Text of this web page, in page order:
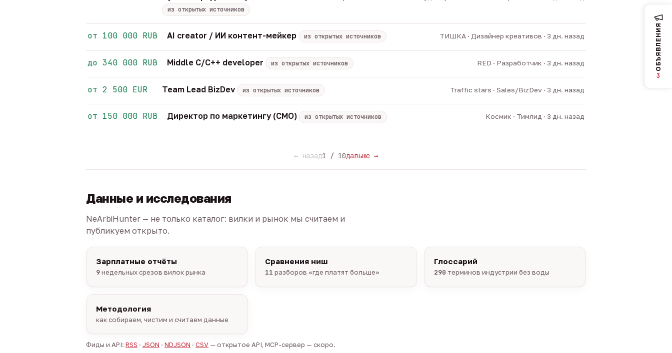
из открытых источников
от 100 000 RUB AI creator / ИИ контент-мейкер из открытых источников ТИШКА · Дизайнер креативов · 3 дн. назад
до 340 000 RUB Middle C/C++ developer из открытых источников RED · Разработчик · 3 дн. назад
от 2 500 EUR Team Lead BizDev из открытых источников Traffic stars · Sales/BizDev · 3 дн. назад
от 150 000 RUB Директор по маркетингу (CMO) из открытых источников Космик · Тимлид · 3 дн. назад
← назад1 / 10дальше →
Данные и исследования
NeArbiHunter — не только каталог: вилки и рынок мы считаем и
публикуем открыто.
Зарплатные отчёты
9недельных срезов вилок рынка
Сравнения ниш
11 разборов «где платят больше»
Глоссарий
290 терминов индустрии без воды
Методология
как собираем, чистим и считаем данные
Фиды и API: RSS · JSON · NDJSON · CSV — открытое API, MCP-сервер — скоро.
ОБЪЯВЛЕНИЯ
3